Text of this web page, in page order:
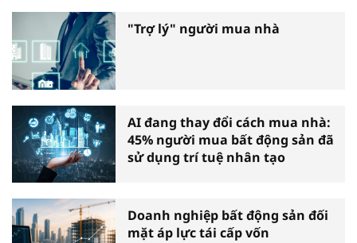
"Trợ lý" người mua nhà
AI đang thay đổi cách mua nhà:
45% người mua bất động sản đã
sử dụng trí tuệ nhân tạo
Doanh nghiệp bất động sản đối
mặt áp lực tái cấp vốn